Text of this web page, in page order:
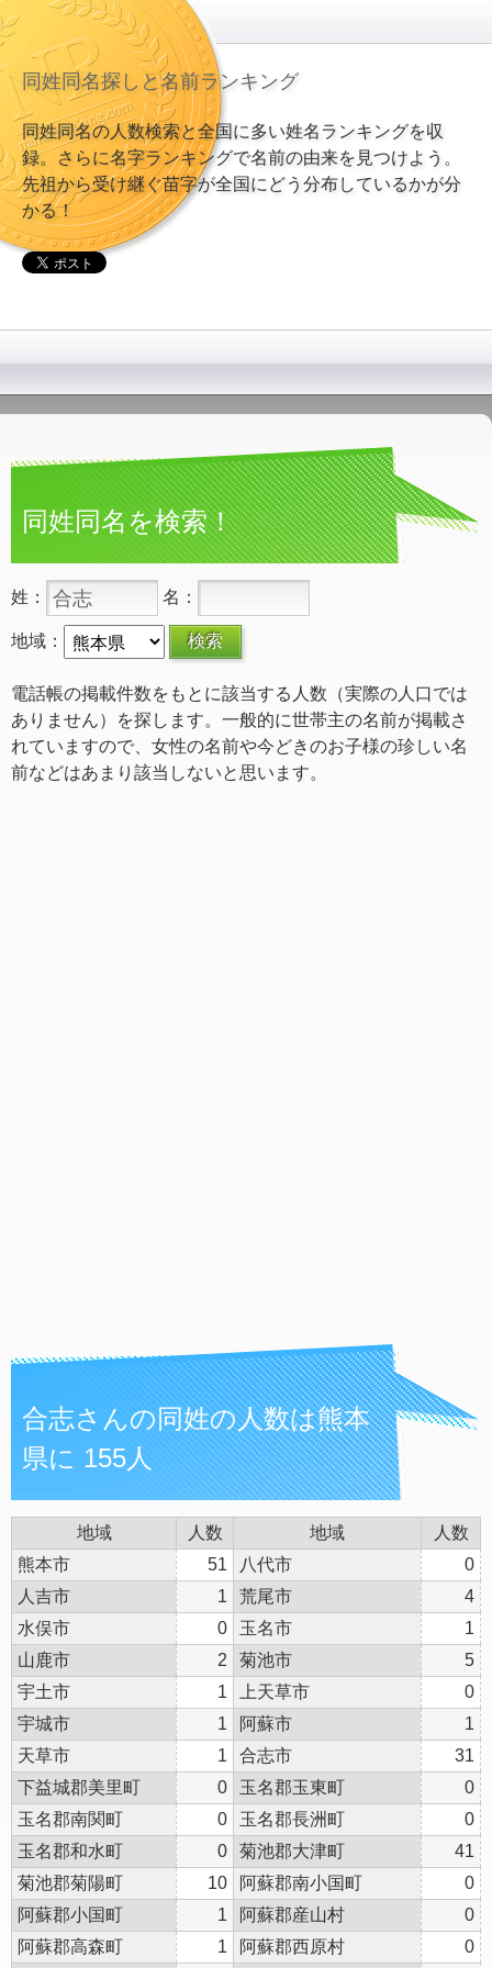
同姓同名探しと名前ランキング
同姓同名の人数検索と全国に多い姓名ランキングを収
録。さらに名字ランキングで名前の由来を見つけよう。
先祖から受け継ぐ苗字が全国にどう分布しているかが分
かる！
同姓同名を検索！
姓： 名：
地域：
電話帳の掲載件数をもとに該当する人数（実際の人口では
ありません）を探します。一般的に世帯主の名前が掲載さ
れていますので、女性の名前や今どきのお子様の珍しい名
前などはあまり該当しないと思います。
合志さんの同姓の人数は熊本
県に 155人
地域 人数 地域
人数
熊本市
51 八代市
0
人吉市
1 荒尾市
4
水俣市
0 玉名市
1
山鹿市
2 菊池市
5
宇土市
1 上天草市
0
宇城市
1 阿蘇市
1
天草市
1 合志市
31
下益城郡美里町
0 玉名郡玉東町
0
玉名郡南関町
0 玉名郡長洲町
0
玉名郡和水町
0 菊池郡大津町
41
菊池郡菊陽町
10 阿蘇郡南小国町
0
阿蘇郡小国町
1 阿蘇郡産山村
0
阿蘇郡高森町
1 阿蘇郡西原村 0